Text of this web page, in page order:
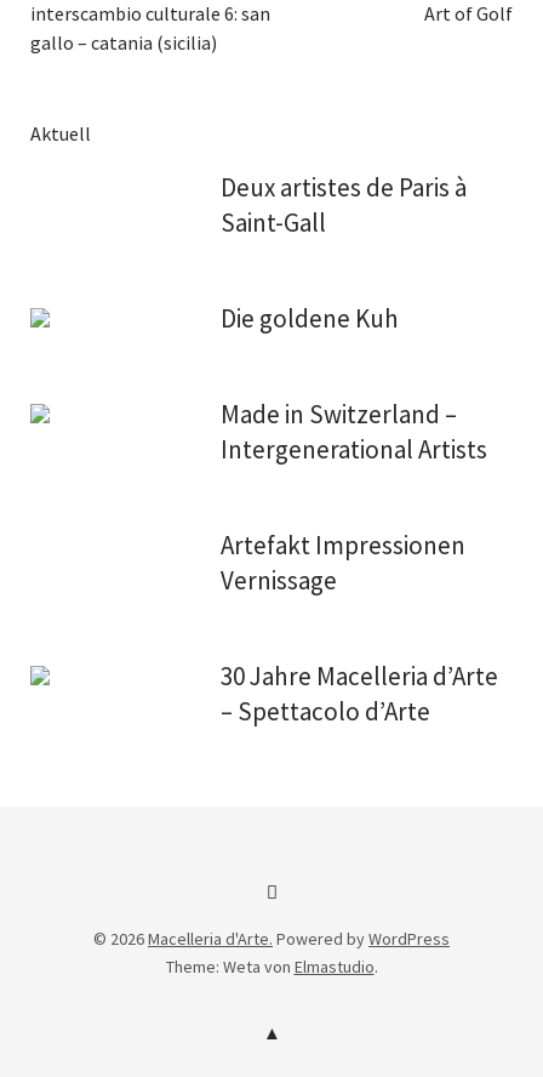
interscambio culturale 6: san
gallo – catania (sicilia)
Art of Golf
Aktuell
Deux artistes de Paris à
Saint-Gall
Die goldene Kuh
Made in Switzerland –
Intergenerational Artists
Artefakt Impressionen
Vernissage
30 Jahre Macelleria d’Arte
– Spettacolo d’Arte
Facebook
© 2026Macelleria d'Arte. Powered byWordPress
Theme: Weta von Elmastudio.